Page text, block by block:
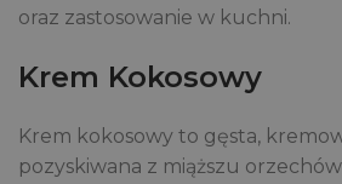
oraz zastosowanie w kuchni.
Krem Kokosowy
Krem kokosowy to gęsta,
pozyskiwana z miąższu